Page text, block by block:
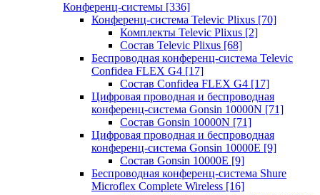
Конференц-системы [336]
Конференц-система Televic Plixus [70]
Комплекты Televic Plixus [2]
Состав Televic Plixus [68]
Беспроводная конференц-система Televic
Confidea FLEX G4 [17]
Состав Confidea FLEX G4 [17]
Цифровая проводная и беспроводная
конференц-система Gonsin 10000N [71]
Состав Gonsin 10000N [71]
Цифровая проводная и беспроводная
конференц-система Gonsin 10000E [9]
Состав Gonsin 10000E [9]
Беспроводная конференц-система Shure
Microflex Complete Wireless [16]